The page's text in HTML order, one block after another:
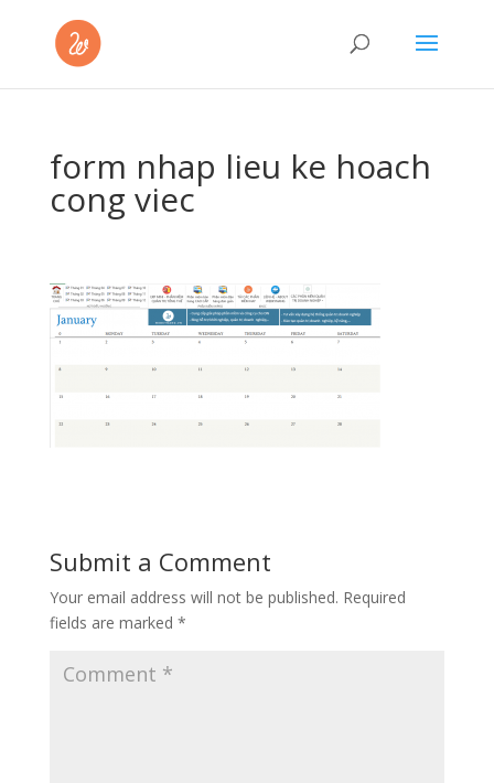
form nhap lieu ke hoach
cong viec
Submit a Comment
Your email address will not be published. Required
fields are marked *